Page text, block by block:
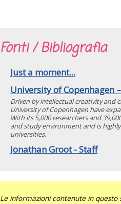
Fonti / Bibliografia
Just a moment...
University of Copenhagen
Driven by intellectual creativity and
University of Copenhagen have
With its 5,000 researchers and
and study environment and is
universities.
Jonathan Groot - Staff
Le informazioni contenute in